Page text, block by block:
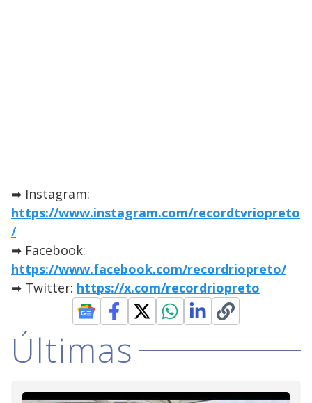
➡ Instagram:
https://www.instagram.com/recordtvriopreto
/
➡ Facebook:
https://www.facebook.com/recordriopreto/
➡ Twitter: https://x.com/recordriopreto
Últimas